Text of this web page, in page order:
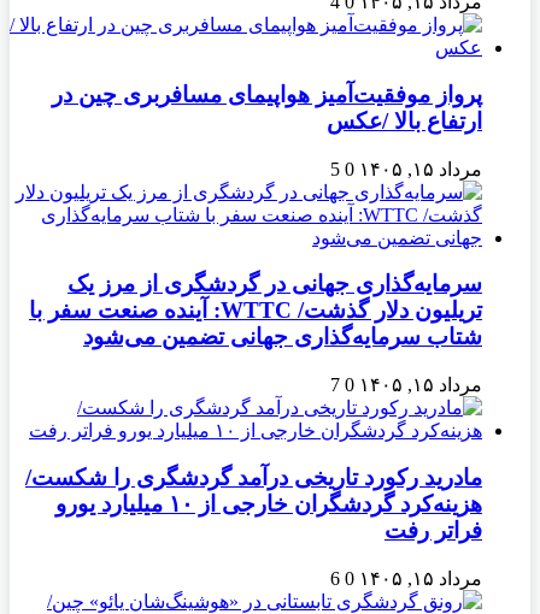
پرواز موفقیت‌آمیز هواپیمای مسافربری چین در
ارتفاع بالا /عکس
مرداد ۱۵, ۱۴۰۵ 0
5
سرمایه‌گذاری جهانی در گردشگری از مرز یک
تریلیون دلار گذشت/ WTTC: آینده صنعت سفر با
شتاب سرمایه‌گذاری جهانی تضمین می‌شود
مرداد ۱۵, ۱۴۰۵ 0
7
مادرید رکورد تاریخی درآمد گردشگری را شکست/
هزینه‌کرد گردشگران خارجی از ۱۰ میلیارد یورو
فراتر رفت
مرداد ۱۵, ۱۴۰۵ 0
6